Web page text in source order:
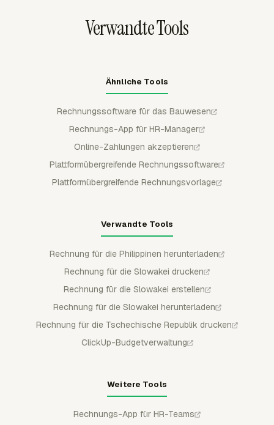
abgerechnet werden muss.Verwandte Tools
Ähnliche Tools
Rechnungssoftware für das Bauwesen
Rechnungs-App für HR-Manager
Online-Zahlungen akzeptieren
Plattformübergreifende Rechnungssoftware
Plattformübergreifende Rechnungsvorlage
Verwandte Tools
Rechnung für die Philippinen herunterladen
Rechnung für die Slowakei drucken
Rechnung für die Slowakei erstellen
Rechnung für die Slowakei herunterladen
Rechnung für die Tschechische Republik drucken
ClickUp-Budgetverwaltung
Weitere Tools
Rechnungs-App für HR-Teams